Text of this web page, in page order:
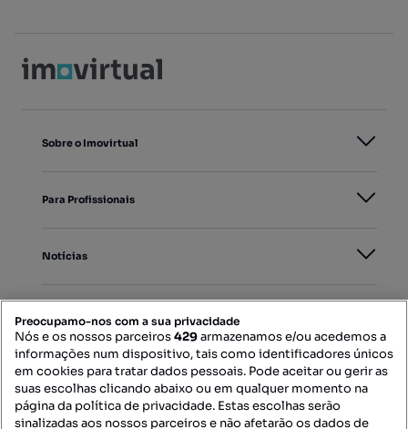
Sobre o Imovirtual
Para Profissionais
Notícias
Mapa do Site
Contacte-nos
Preocupamo-nos com a sua privacidade
Nós e os nossos parceiros429armazenamos e/ou acedemos a
informações num dispositivo, tais como identificadores únicos
em cookies para tratar dados pessoais. Pode aceitar ou gerir as
suas escolhas clicando abaixo ou em qualquer momento na
página da política de privacidade. Estas escolhas serão
sinalizadas aos nossos parceiros e não afetarão os dados de